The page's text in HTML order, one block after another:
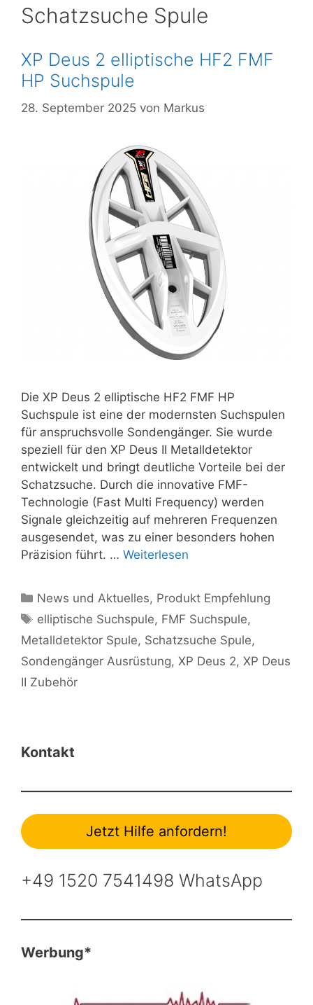
Schatzsuche Spule
XP Deus 2 elliptische HF2 FMF
HP Suchspule
28. September 2025 von Markus
Die XP Deus 2 elliptische HF2 FMF HP
Suchspule ist eine der modernsten Suchspulen
für anspruchsvolle Sondengänger. Sie wurde
speziell für den XP Deus II Metalldetektor
entwickelt und bringt deutliche Vorteile bei der
Schatzsuche. Durch die innovative FMF-
Technologie (Fast Multi Frequency) werden
Signale gleichzeitig auf mehreren Frequenzen
ausgesendet, was zu einer besonders hohen
Präzision führt. … Weiterlesen
Kategorien
News und Aktuelles, Produkt Empfehlung
Schlagwörter
elliptische Suchspule, FMF Suchspule,
Metalldetektor Spule, Schatzsuche Spule,
Sondengänger Ausrüstung, XP Deus 2, XP Deus
II Zubehör
Kontakt
Jetzt Hilfe anfordern!
+49 1520 7541498 WhatsApp
Werbung*